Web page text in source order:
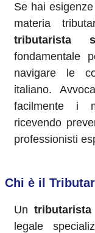
Se hai
materia
tributarista
fondamentale
navigare le
italiano.
facilmente i
ricevendo
professionisti
Chi è il
Un
legale